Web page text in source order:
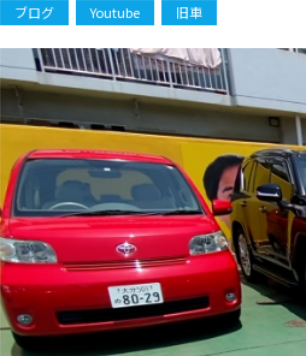
ブログ Youtube 旧車